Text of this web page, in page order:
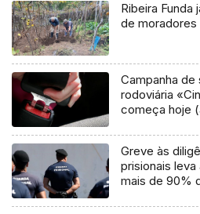
Ribeira Funda
de moradores
Campanha de
rodoviária
começa hoje
Greve às
prisionais
mais de 90%